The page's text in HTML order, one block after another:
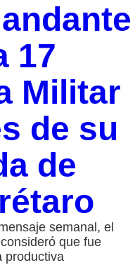
17
Militar
de su
de
semanal, el
que fue
productiva